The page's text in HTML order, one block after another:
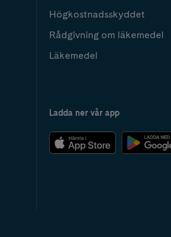
Högkostnadsskyddet
Rådgivning om läkemedel
Läkemedel
Ladda ner vår app